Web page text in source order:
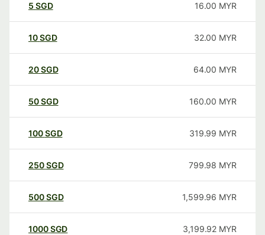
5 SGD 16.00 MYR
10SGD 32.00 MYR
20SGD 64.00 MYR
50SGD 160.00 MYR
100SGD 319.99 MYR
250SGD 799.98 MYR
500SGD 1,599.96 MYR
1000SGD 3,199.92 MYR